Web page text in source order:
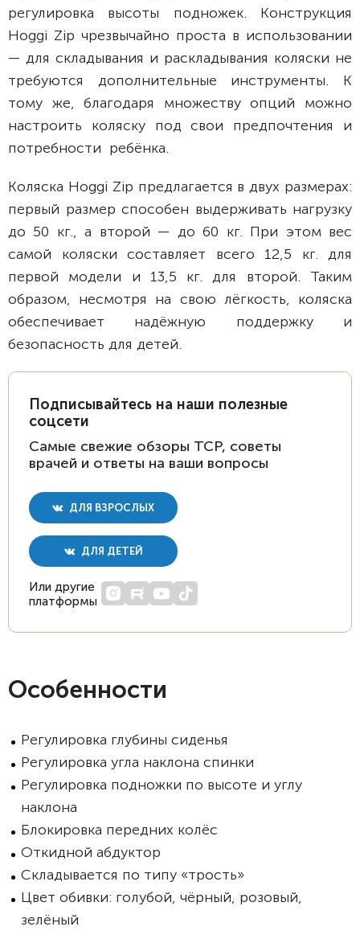
регулировка высоты подножек. Конструкция
Hoggi Zip чрезвычайно проста в использовании
— для складывания и раскладывания коляски не
требуются дополнительные инструменты. К
тому же, благодаря множеству опций можно
настроить коляску под свои предпочтения и
потребности ребёнка.
Коляска Hoggi Zip предлагается в двух размерах:
первый размер способен выдерживать нагрузку
до 50 кг., а второй — до 60 кг. При этом вес
самой коляски составляет всего 12,5 кг. для
первой модели и 13,5 кг. для второй. Таким
образом, несмотря на свою лёгкость, коляска
обеспечивает надёжную поддержку и
безопасность для детей.
Подписывайтесь на наши полезные
соцсети
Самые свежие обзоры ТСР, советы
врачей и ответы на ваши вопросы
ДЛЯ ВЗРОСЛЫХ
ДЛЯ ДЕТЕЙ
Или другие
платформы
Особенности
Регулировка глубины сиденья
Регулировка угла наклона спинки
Регулировка подножки по высоте и углу
наклона
Блокировка передних колёс
Откидной абдуктор
Складывается по типу «трость»
Цвет обивки: голубой, чёрный, розовый,
зелёный